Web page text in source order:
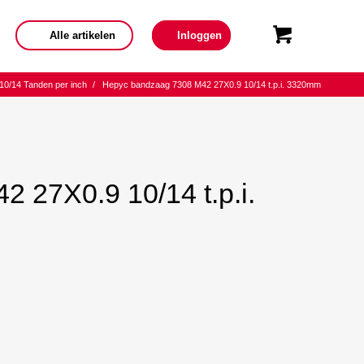
Alle artikelen Inloggen
10/14 Tanden per inch / Hepyc bandzaag 7308 M42 27X0.9 10/14 t.p.i. 3320mm
27X0.9 10/14 t.p.i.